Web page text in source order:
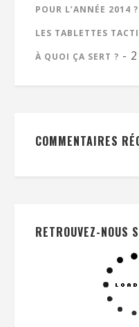
POUR L’ANNÉE 2014 ?
LES TABLETTES
À QUOI ÇA SERT ? -
COMMENTAIRES
RETROUVEZ-NOUS